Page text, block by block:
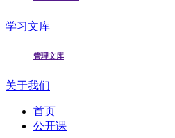
学习文库
管理文库
关于我们
首页
公开课